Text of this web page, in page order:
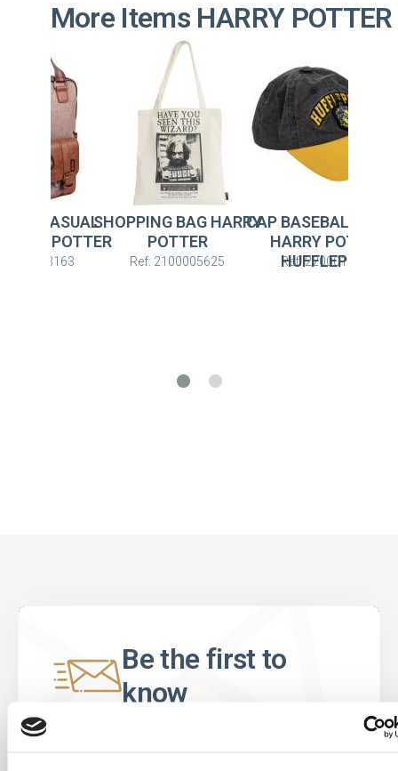
More Items HARRY POTTER
BAG HARRY
2100005625
CAP BASEBALL ADULT
HARRY POTTER
HUFFLEPUFF
Ref: 2200010499
BACKPACK
URBAN HARRY
Ref: 2100003163
Be the first to
know